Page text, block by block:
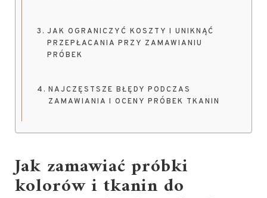
JAK OGRANICZYĆ KOSZTY I UNIKNĄĆ
PRZEPŁACANIA PRZY ZAMAWIANIU
PRÓBEK
NAJCZĘSTSZE BŁĘDY PODCZAS
ZAMAWIANIA I OCENY PRÓBEK TKANIN
Jak zamawiać próbki
kolorów i tkanin do